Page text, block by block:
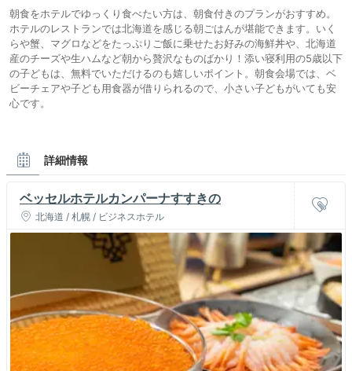
朝食をホテルでゆっくり食べたい方は、朝食付きのプランがおすすめ。
ホテルのレストランでは北海道を感じる朝ごはんが堪能できます。いく
らや蟹、マグロなどをたっぷりご飯に乗せたお好みの海鮮丼や、北海道
産のチーズや生ハムなど朝から贅沢なものばかり！添い寝利用の5歳以下
の子どもは、無料でいただけるのも嬉しいポイント。朝食会場では、ベ
ビーチェアや子ども用食器が借りられるので、小さい子どもがいても安
心です。
詳細情報
ベッセルホテルカンパーナすすきの
北海道 / 札幌 / ビジネスホテル